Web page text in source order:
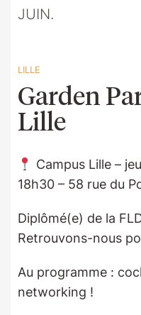
JUIN.
LILLE
Garden
Lille
Campus Lille –
18h30 – 58 rue du
Diplômé(e) de la
Retrouvons-nous
Au programme :
networking !